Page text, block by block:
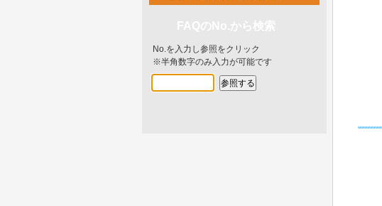
No.を入力し参照をクリック
※半角数字のみ入力が可能です